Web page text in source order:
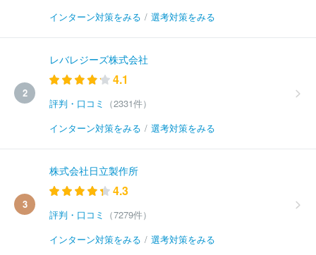
インターン対策をみる / 選考対策をみる
2
レバレジーズ株式会社
4.1
評判・口コミ
（2331件）
インターン対策をみる / 選考対策をみる
3
株式会社日立製作所
4.3
評判・口コミ
（7279件）
インターン対策をみる / 選考対策をみる